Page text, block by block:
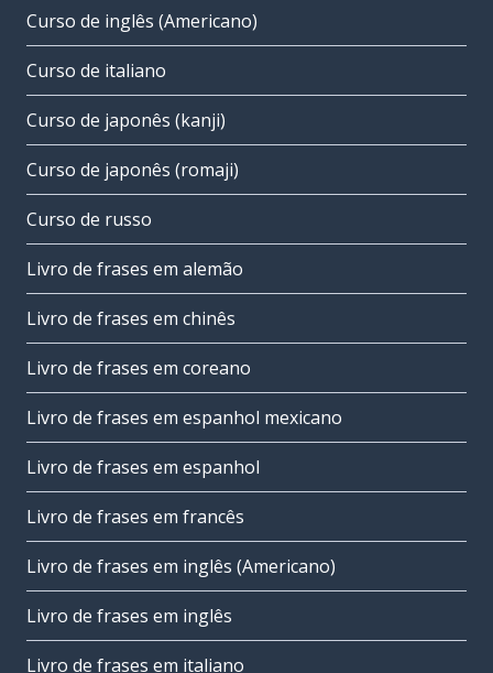
Curso de inglês (Americano)
Curso de italiano
Curso de japonês (kanji)
Curso de japonês (romaji)
Curso de russo
Livro de frases em alemão
Livro de frases em chinês
Livro de frases em coreano
Livro de frases em espanhol mexicano
Livro de frases em espanhol
Livro de frases em francês
Livro de frases em inglês (Americano)
Livro de frases em inglês
Livro de frases em italiano